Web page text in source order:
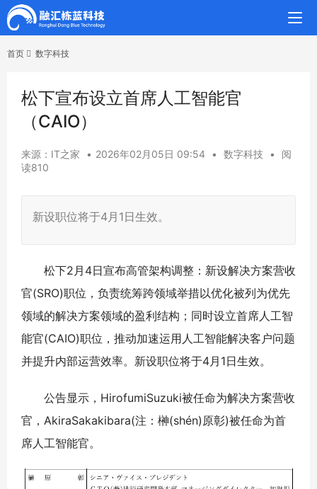
首页 数字科技
松下宣布设立首席人工智能官
（CAIO）
来源：IT之家 • 2026年02月05日 09:54 • 数字科技 •
阅
读810
新设职位将于4月1日生效。
松下2月4日宣布高管架构调整：新设解决方案营收
官(SRO)职位，负责统筹跨领域举措以优化被列为优先
领域的解决方案领域的盈利结构；同时设立首席人工智
能官(CAIO)职位，推动加速运用人工智能解决客户问题
并提升内部运营效率。新设职位将于4月1日生效。
公告显示，HirofumiSuzuki被任命为解决方案营收
官，AkiraSakakibara(注：榊(shén)原彰)被任命为首
席人工智能官。